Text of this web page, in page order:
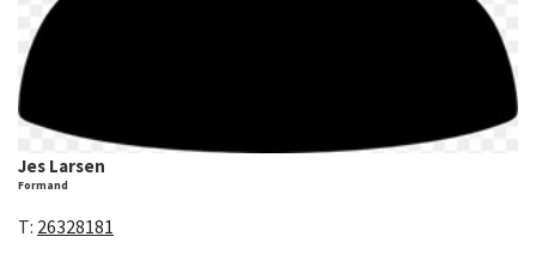
Jes Larsen
Formand
T: 26328181